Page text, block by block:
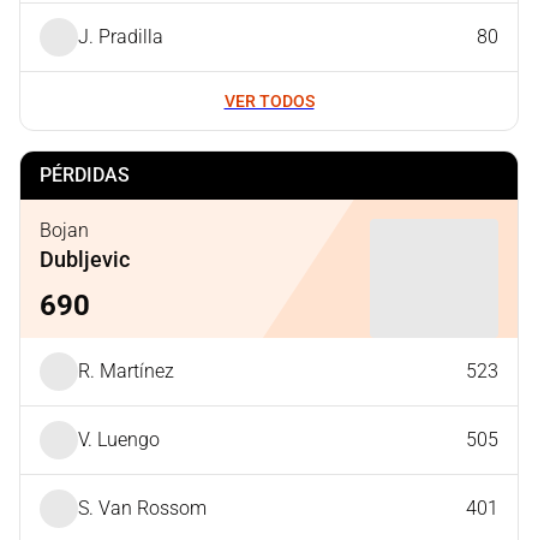
J. Pradilla 80
VER TODOS
PÉRDIDAS
Bojan
Dubljevic
690
R. Martínez 523
V. Luengo 505
S. Van Rossom 401